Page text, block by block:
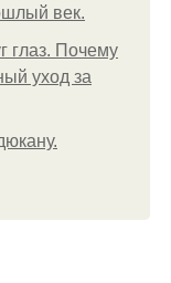
век.
глаз. Почему
уход за